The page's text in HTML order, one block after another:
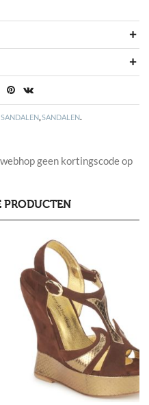
SANDALEN,SANDALEN.
geen kortingscode op
PRODUCTEN